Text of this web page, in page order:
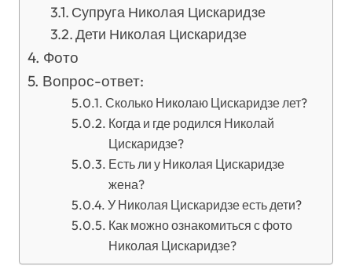
Супруга Николая Цискаридзе
Дети Николая Цискаридзе
Фото
Вопрос-ответ:
Сколько Николаю Цискаридзе лет?
Когда и где родился Николай
Цискаридзе?
Есть ли у Николая Цискаридзе
жена?
У Николая Цискаридзе есть дети?
Как можно ознакомиться с фото
Николая Цискаридзе?